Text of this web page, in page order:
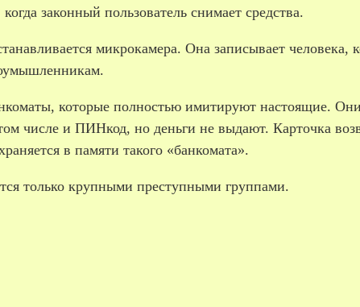
законный пользователь снимает средства.
микрокамера. Она записывает человека,
которые полностью имитируют настоящие.
числе и ПИН­код, но деньги не выдают. Карточка
в памяти такого «банкомата».
только крупными преступными группами.